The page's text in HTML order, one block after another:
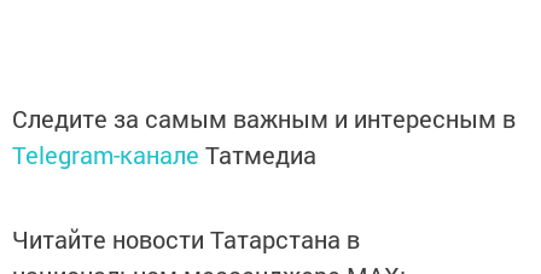
Следите за самым важным и интересным в
Telegram-канале Татмедиа
Читайте новости Татарстана в